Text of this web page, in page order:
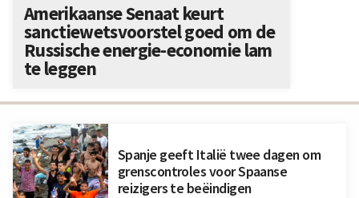
Spanje geeft Italië twee dagen om
grenscontroles voor Spaanse
reizigers te beëindigen
Amerikaanse Senaat keurt
sanctiewetsvoorstel goed om de
Russische energie-economie lam
te leggen